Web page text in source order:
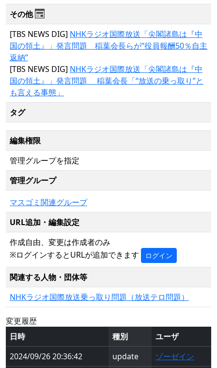
その他
[TBS NEWS DIG] NHKラジオ国際放送「尖閣諸島は『中
国の領土』」発言問題 稲葉会長らが“役員報酬50％自主
返納”
[TBS NEWS DIG] NHKラジオ国際放送「尖閣諸島は『中
国の領土』」発言問題 稲葉会長「“放送の乗っ取り”と
も言える事態」
タグ
編集権限
管理グループを指定
管理グループ
マスゴミ関連グループ
URL追加・編集設定
作成自由、変更は作成者のみ
※ログインするとURLが追加できます
ログイン
関連する人物・団体等
NHKラジオ国際放送乗っ取り問題（放送テロ問題）
変更履歴
日時
種別
ユーザ
2024/09/26 20:36:42
update ゾーゼイン